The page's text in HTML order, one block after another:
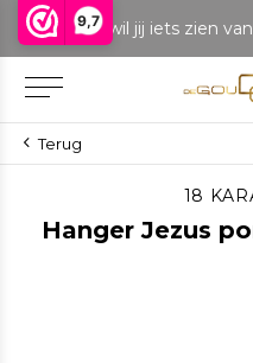
9,7 LET OP: wil jij iets zien van zwaarder dan 25 gram? Maak dan een afspraak om het product te bekijken. Producten boven de 25 gram NIET aanwezig in winkel.
Terug
18
Hanger Jezus